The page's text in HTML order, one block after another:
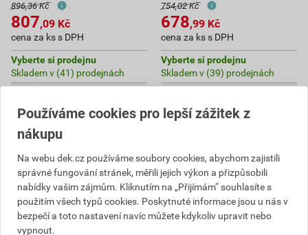
896,36 Kč
807,09 Kč
cena za ks s DPH
Vyberte si prodejnu
Skladem v (41) prodejnách
Do košíku
807,09 Kč celkem s DPH
754,02 Kč
678,99 Kč
cena za ks s DPH
Vyberte si prodejnu
Skladem v (39) prodejnách
678,99 Kč celkem s DPH
Používáme cookies pro lepší zážitek z
nákupu
Na webu dek.cz používáme soubory cookies, abychom zajistili
správné fungování stránek, měřili jejich výkon a přizpůsobili
nabídky vašim zájmům. Kliknutím na „Přijímám“ souhlasíte s
použitím všech typů cookies. Poskytnuté informace jsou u nás v
bezpečí a toto nastavení navíc můžete kdykoliv upravit nebo
vypnout.